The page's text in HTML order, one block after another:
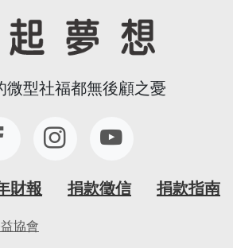
微型社福都無後顧之憂
財報 捐款徵信 捐款指南
協會